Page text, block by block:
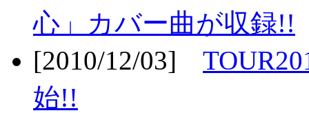
心」カバー曲が収録!!
[2010/12/03]
始!!